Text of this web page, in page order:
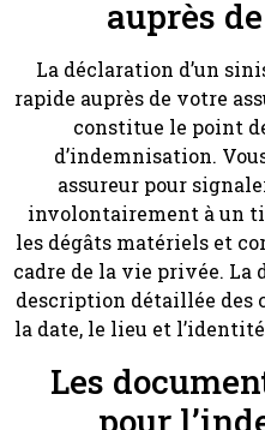
auprès
La déclaration d’un
rapide auprès de votre
constitue le point
d’indemnisation.
assureur pour
involontairement à un
les dégâts matériels et
cadre de la vie privée.
description détaillée des
la date, le lieu et
Les
pour